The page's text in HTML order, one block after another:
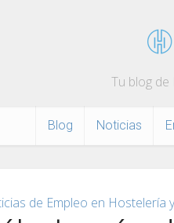
Tu blog de
Blog Noticias
de Empleo en Hostelería